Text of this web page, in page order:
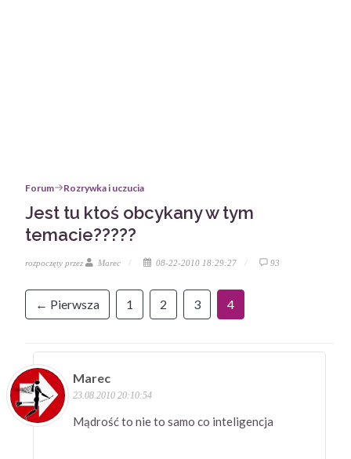
Forum Rozrywka i uczucia
Jest tu ktoś obcykany w tym
temacie?????
rozpoczęty przez Marec 08-22-2010 18:29:27 93
← Pierwsza 1 2 3 4
Marec
23.08.2010 20:10:54
Mądrość to nie to samo co inteligencja